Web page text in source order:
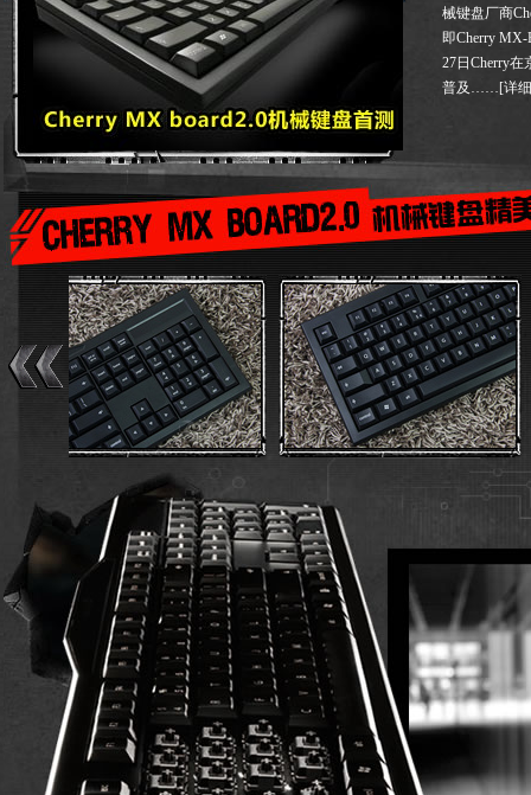
械键盘厂商
即Cherry
27日Cherry
普及 ……[详